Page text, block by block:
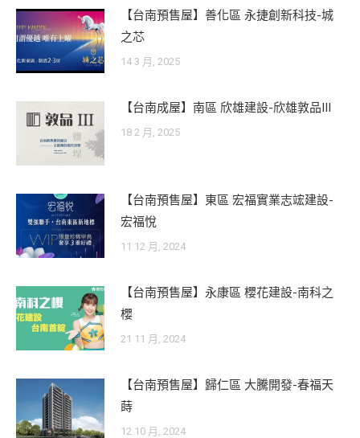
【台南預售屋】善化區 永捷創新科技-城
之芯
14 3 月, 2025
【台南成屋】南區 欣雄建設-欣雄敦品III
18 2 月, 2025
【台南預售屋】東區 宏福實業志竤建設-
宏福悅
11 12 月, 2024
【台南預售屋】永康區 櫻花建設-南科之
櫻
21 11 月, 2024
【台南預售屋】歸仁區 大騰開發-春福天
蒔
12 10 月, 2024